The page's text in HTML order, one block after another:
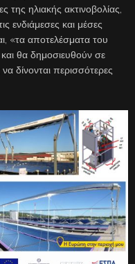
της ηλιακής ακτινοβολίας,
ενδιάμεσες και μέσες
«τα αποτελέσματα του
θα δημοσιευθούν σε
δίνονται περισσότερες